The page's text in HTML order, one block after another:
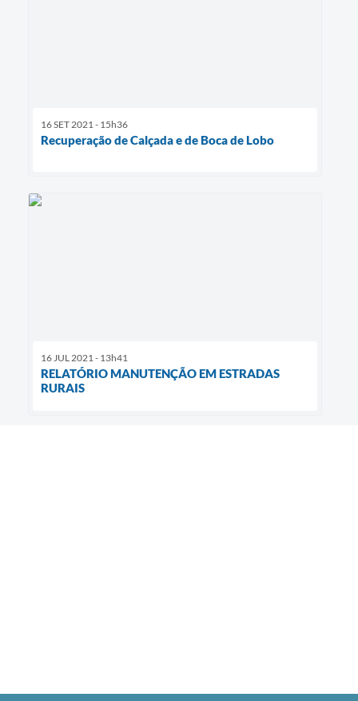
16 SET 2021 - 15h36
Recuperação de Calçada e de Boca de Lobo
16 JUL 2021 - 13h41
RELATÓRIO MANUTENÇÃO EM ESTRADAS
RURAIS